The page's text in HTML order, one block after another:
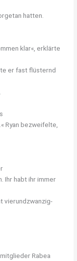
hatten.
klar«, erklärte
er fast flüsternd
Ryan bezweifelte,
Ihr habt ihr immer
vierundzwanzig-
Rabea